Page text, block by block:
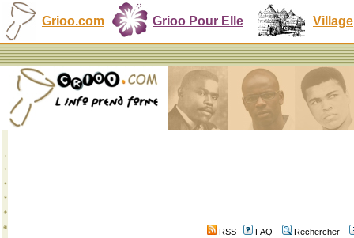
Grioo.com Grioo Pour Elle Village
RSS FAQ
Rechercher